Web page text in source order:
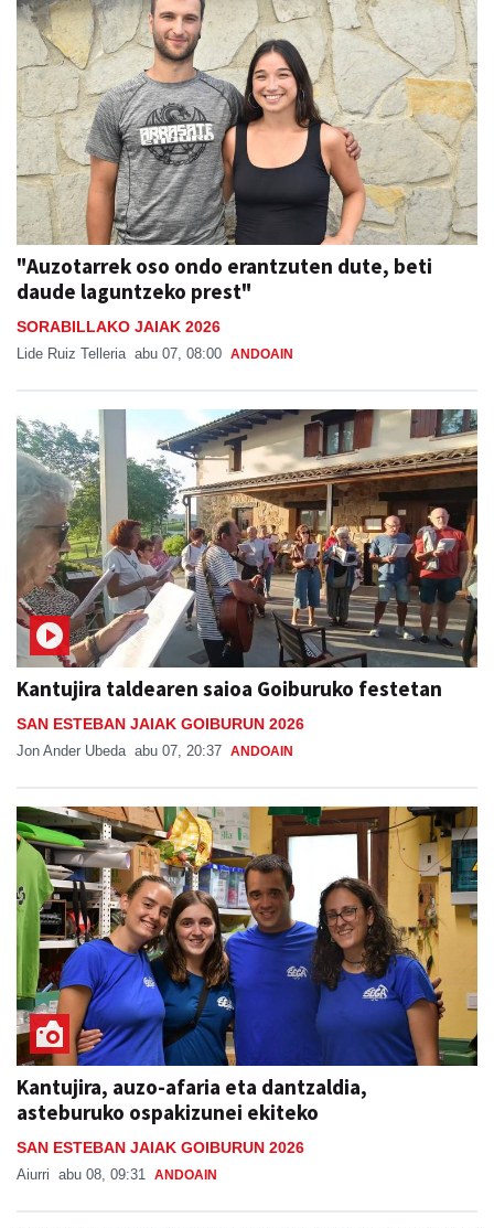
"Auzotarrek oso ondo erantzuten dute, beti
daude laguntzeko prest"
SORABILLAKO JAIAK 2026
Lide Ruiz Telleria abu 07, 08:00 ANDOAIN
Kantujira taldearen saioa Goiburuko festetan
SAN ESTEBAN JAIAK GOIBURUN 2026
Jon Ander Ubeda abu 07, 20:37 ANDOAIN
Kantujira, auzo-afaria eta dantzaldia,
asteburuko ospakizunei ekiteko
SAN ESTEBAN JAIAK GOIBURUN 2026
Aiurri abu 08, 09:31 ANDOAIN